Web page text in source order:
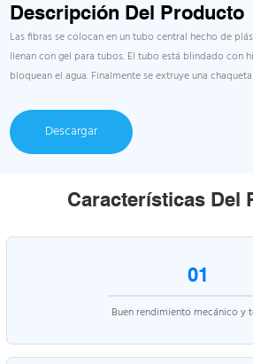
Descripción Del Producto
Las fibras se colocan en un tubo central hecho de
llenan con gel para tubos. El tubo está blindado con
bloquean el agua. Finalmente se extruye una chaqueta
Descargar
Características Del
01
Buen rendimiento mecánico y